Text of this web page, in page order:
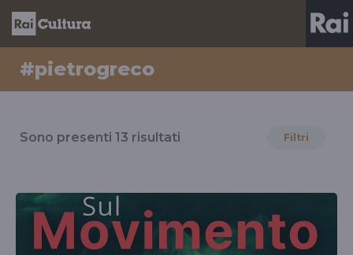
#pietrogreco
il
#pietrogreco
Sono presenti 13 risultati Filtri